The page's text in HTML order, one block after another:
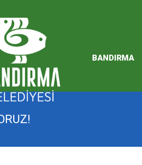
2026 Performans Programı
BANDIRMA